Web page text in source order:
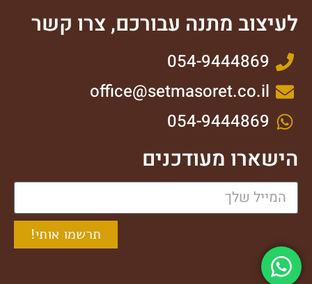
לעיצוב מתנה עבורכם, צרו קשר
054-9444869
office@setmasoret.co.il
054-9444869
הישארו מעודכנים
תרשמו אותי!